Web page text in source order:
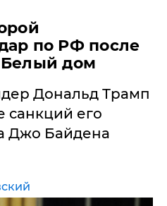
по РФ после
дом
Дональд Трамп
санкций его
Джо Байдена